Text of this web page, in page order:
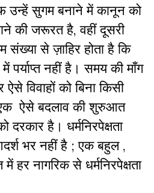
सुगम बनाने में कानून को
की जरूरत है, वहीं दूसरी
संख्या से ज़ाहिर होता है कि
नहीं है। समय की माँग
विवाहों को बिना किसी
एक ऐसे बदलाव की शुरुआत
है। धर्मनिरपेक्षता
भर नहीं है ; एक बहुल ,
हर नागरिक से धर्मनिरपेक्षता